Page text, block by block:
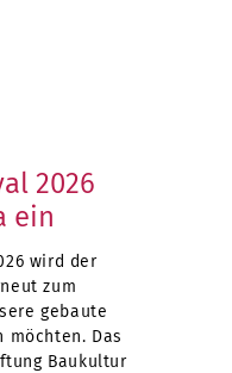
2026
ein
wird der
zum
gebaute
Das
Baukultur